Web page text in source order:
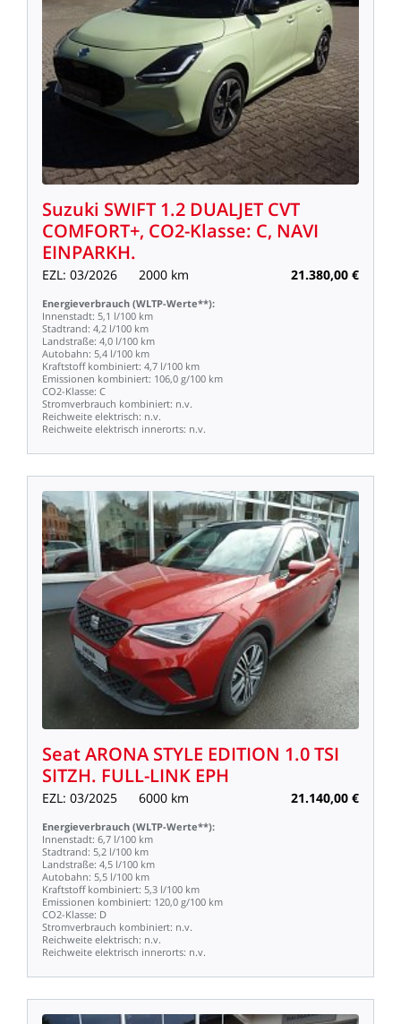
Suzuki SWIFT 1.2 DUALJET CVT
COMFORT+, CO2-Klasse: C, NAVI
EINPARKH.
EZL: 03/2026 2000 km 21.380,00 €
Energieverbrauch (WLTP-Werte**):
Innenstadt: 5,1 l/100 km
Stadtrand: 4,2 l/100 km
Landstraße: 4,0 l/100 km
Autobahn: 5,4 l/100 km
Kraftstoff kombiniert: 4,7 l/100 km
Emissionen kombiniert: 106,0 g/100 km
CO2-Klasse: C
Stromverbrauch kombiniert: n.v.
Reichweite elektrisch: n.v.
Reichweite elektrisch innerorts: n.v.
SeatARONA STYLE EDITION 1.0TSI
SITZH. FULL-LINK EPH
EZL: 03/2025 6000 km 21.140,00 €
Energieverbrauch (WLTP-Werte**):
Innenstadt: 6,7 l/100 km
Stadtrand: 5,2 l/100 km
Landstraße: 4,5 l/100 km
Autobahn: 5,5 l/100 km
Kraftstoff kombiniert: 5,3 l/100 km
Emissionen kombiniert: 120,0 g/100 km
CO2-Klasse: D
Stromverbrauch kombiniert: n.v.
Reichweite elektrisch: n.v.
Reichweite elektrisch innerorts: n.v.